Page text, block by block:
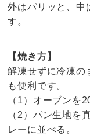
外はパリッと、中
す。
【焼き方】
解凍せずに冷凍の
も便利です。
（1）オーブンを
（2）パン生地を
レーに並べる。